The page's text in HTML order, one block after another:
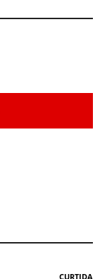
CURTIDA